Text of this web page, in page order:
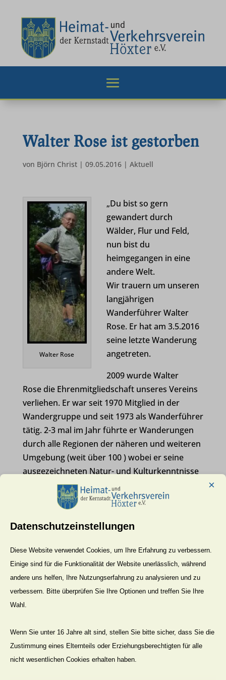
Walter Rose ist gestorben
von Björn Christ| 09.05.2016| Aktuell
Walter Rose
„Du bist so gern
gewandert durch
Wälder, Flur und Feld,
nun bist du
heimgegangen in eine
andere Welt.
Wir trauern um unseren
langjährigen
Wanderführer Walter
Rose. Er hat am 3.5.2016
seine letzte Wanderung
angetreten.
2009 wurde Walter
Rose die Ehrenmitgliedschaft unseres Vereins
verliehen. Er war seit 1970 Mitglied in der
Wandergruppe und seit 1973 als Wanderführer
tätig. 2-3 mal im Jahr führte er Wanderungen
durch alle Regionen der näheren und weiteren
Umgebung (weit über 100 ) wobei er seine
ausgezeichneten Natur- und Kulturkenntnisse
vermittelte. So war wieder für den 13. Mai von
ihm eine Wanderung zur Orchideenblüte auf
den Burgberg geplant die er nun leider nicht
mehr durchführen kann. Er ist auch im
gewesen. Bei der letzten
Jahreshauptversammlung im April hatte er sein
Verzicht zur weiteren Mitarbeit im Beirat
unseres Vereins erklärt, dem er seit 1995
angehörte. Er wohnte mit seiner Gattin Karin
begleitet hat, in Holzminden. Seiner Karin und
allen Angehörigen gilt unser aufrichtiges
Mitgefühl.
Datenschutzeinstellungen
×
Diese Website verwendet Cookies, um Ihre Erfahrung zu verbessern.
Einige sind für die Funktionalität der Website unerlässlich, während
andere uns helfen, Ihre Nutzungserfahrung zu analysieren und zu
verbessern. Bitte überprüfen Sie Ihre Optionen und treffen Sie Ihre
Wahl.
Wenn Sie unter 16 Jahre alt sind, stellen Sie bitte sicher, dass Sie die
Zustimmung eines Elternteils oder Erziehungsberechtigten für alle
nicht wesentlichen Cookies erhalten haben.